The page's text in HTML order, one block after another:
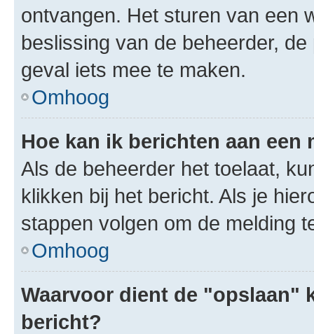
ontvangen. Het sturen van een
beslissing van de beheerder,
geval iets mee te maken.
Omhoog
Hoe kan ik berichten aan een
Als de beheerder het toelaat,
klikken bij het bericht. Als je
stappen volgen om de melding
Omhoog
Waarvoor dient de "opslaan"
bericht?